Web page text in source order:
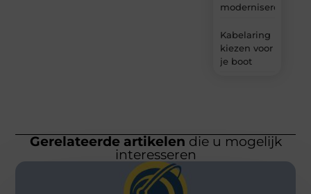
moderniseren
Kabelaring
kiezen voor
je boot
Gerelateerde artikelen die u mogelijk
interesseren